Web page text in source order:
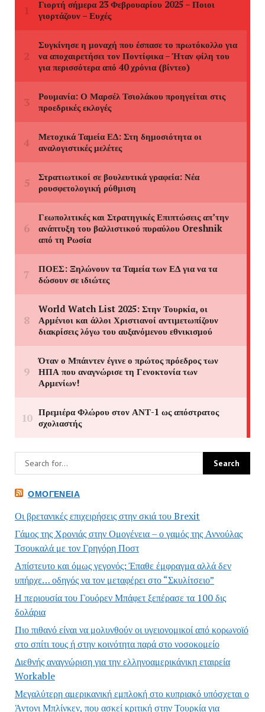
ΟΜΟΓΈΝΕΙΑ
Οι βρετανικές επιχειρήσεις στην σκιά του Brexit
Γάμος της Χρονιάς στην Ομογένεια – ο γαμός της Αννούλας
Τσουκαλά με τον Γρηγόρη Ποστ
Απίστευτο και όμως γεγονός: Έπαθε έμφραγμα αλλά δεν
υπήρχε… οδηγός να τον μεταφέρει στο “Σκυλίτσειο”
Η περιουσία του Γουόρεν Μπάφετ ξεπέρασε τα 100 δις
δολάρια
Πιο πιθανό είναι να μολυνθούν οι υγειονομικοί από κορωνοϊό
στο σπίτι τους ή στην κοινότητα παρά στο νοσοκομείο
Διεθνής αναγνώριση για την ελληνοαμερικάνικη εταιρεία
Workable
Μεγαλύτερη αμερικανική εμπλοκή στο κυπριακό υπόσχεται ο
Άντονι Μπλίνκεν, που ασκεί κριτική στην Τουρκία για